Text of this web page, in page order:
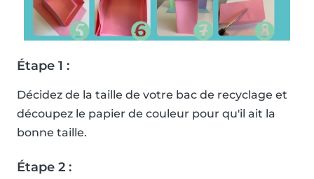
Étape 1 :
Décidez de la taille de votre bac de recyclage et
découpez le papier de couleur pour qu'il ait la
bonne taille.
Étape 2 :